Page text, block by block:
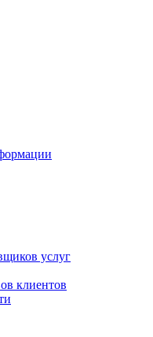
услуг
клиентов